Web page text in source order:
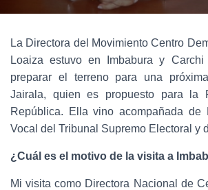
La Directora del Movimiento Centro
Loaiza estuvo en Imbabura y
preparar el terreno para una
Jairala, quien es propuesto para la
República. Ella vino acompañada de
Vocal del Tribunal Supremo Electoral y
¿Cuál es el motivo de la visita a
Mi visita como Directora Nacional de